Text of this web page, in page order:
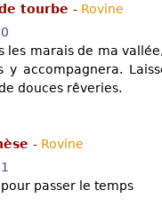
tourbe - Rovine
les marais de ma
y accompagnera.
douces rêveries.
- Rovine
passer le temps